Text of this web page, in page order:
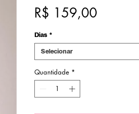
R$ 159,00
Dias *
Selecionar
Quantidade *